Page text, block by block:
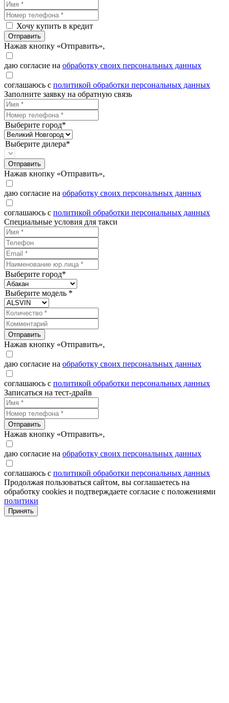
Хочу купить в кредит
Отправить
Нажав кнопку «Отправить»,
даю согласие на обработку своих персональных данных
соглашаюсь с политикой обработки персональных данных
Заполните заявку на обратную связь
Выберите город*
Выберите дилера*
Отправить
Нажав кнопку «Отправить»,
даю согласие на обработку своих персональных данных
соглашаюсь с политикой обработки персональных данных
Специальные условия для такси
Выберите город*
Выберите модель *
Отправить
Нажав кнопку «Отправить»,
даю согласие на обработку своих персональных данных
соглашаюсь с политикой обработки персональных данных
Записаться на тест-драйв
Отправить
Нажав кнопку «Отправить»,
даю согласие на обработку своих персональных данных
соглашаюсь с политикой обработки персональных данных
Продолжая пользоваться сайтом, вы соглашаетесь на
обработку cookies и подтверждаете согласие с положениями
политики
Принять